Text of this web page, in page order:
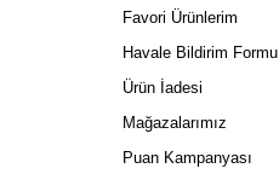
Favori Ürünlerim
Havale Bildirim Formu
Ürün İadesi
Mağazalarımız
Puan Kampanyası